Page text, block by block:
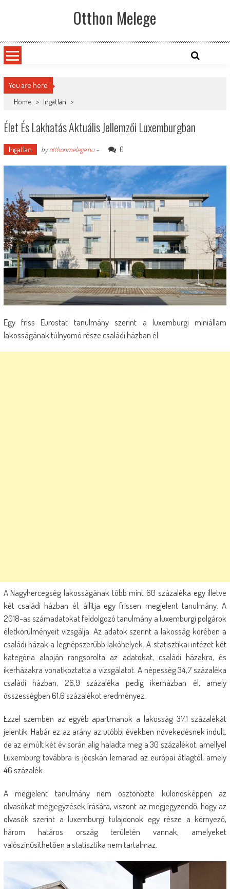
Otthon Melege
You are here
Home > Ingatlan >
Élet És Lakhatás Aktuális Jellemzői Luxemburgban
Ingatlan byotthonmelege.hu- 0
Egy friss Eurostat tanulmány szerint a luxemburgi miniállam
lakosságának túlnyomó része családi házban él.
A Nagyhercegség lakosságának több mint 60 százaléka egy illetve
két családi házban él, állítja egy frissen megjelent tanulmány. A
2018-as számadatokat feldolgozó tanulmány a luxemburgi polgárok
életkörülményeit vizsgálja. Az adatok szerint a lakosság körében a
családi házak a legnépszerűbb lakóhelyek. A statisztikai intézet két
kategória alapján rangsorolta az adatokat, családi házakra, és
ikerházakra vonatkoztatta a vizsgálatot. A népesség 34,7 százaléka
családi házban, 26,9 százaléka pedig ikerházban él, amely
összességben 61,6 százalékot eredményez.
Ezzel szemben az egyéb apartmanok a lakosság 37,1 százalékát
jelentik. Habár ez az arány az utóbbi években növekedésnek indult,
de az elmúlt két év során alig haladta meg a 30 százalékot, amellyel
Luxemburg továbbra is jócskán lemarad az európai átlagtól, amely
46 százalék.
A megjelent tanulmány nem ösztönözte különösképpen az
olvasókat megjegyzések írására, viszont az megjegyzendő, hogy az
olvasók szerint a luxemburgi tulajdonok egy része a környező,
három határos ország területén vannak, amelyeket
valószínűsíthetően a statisztika nem tartalmaz.